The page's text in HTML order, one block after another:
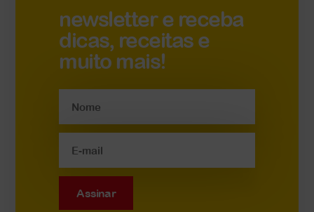
newsletter e receba
dicas, receitas e
muito mais!
Assinar